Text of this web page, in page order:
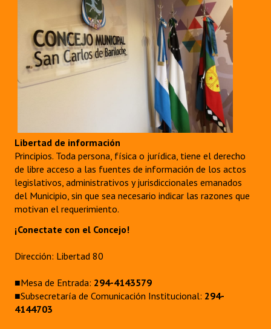
Libertad de información
Principios. Toda persona, física o jurídica, tiene el derecho
de libre acceso a las fuentes de información de los actos
legislativos, administrativos y jurisdiccionales emanados
del Municipio, sin que sea necesario indicar las razones que
motivan el requerimiento.
¡Conectate con el Concejo!
Dirección: Libertad 80
■Mesa de Entrada: 294-4143579
■Subsecretaría de Comunicación Institucional: 294-
4144703